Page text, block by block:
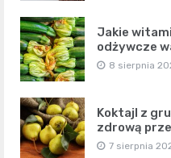
Jakie
odżywcze
8 sierpnia
Koktajl z
zdrową
7 sierpnia